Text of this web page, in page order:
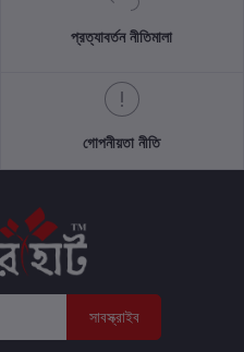
প্রত্যাবর্তন নীতিমালা
গোপনীয়তা নীতি
সাবস্ক্রাইব